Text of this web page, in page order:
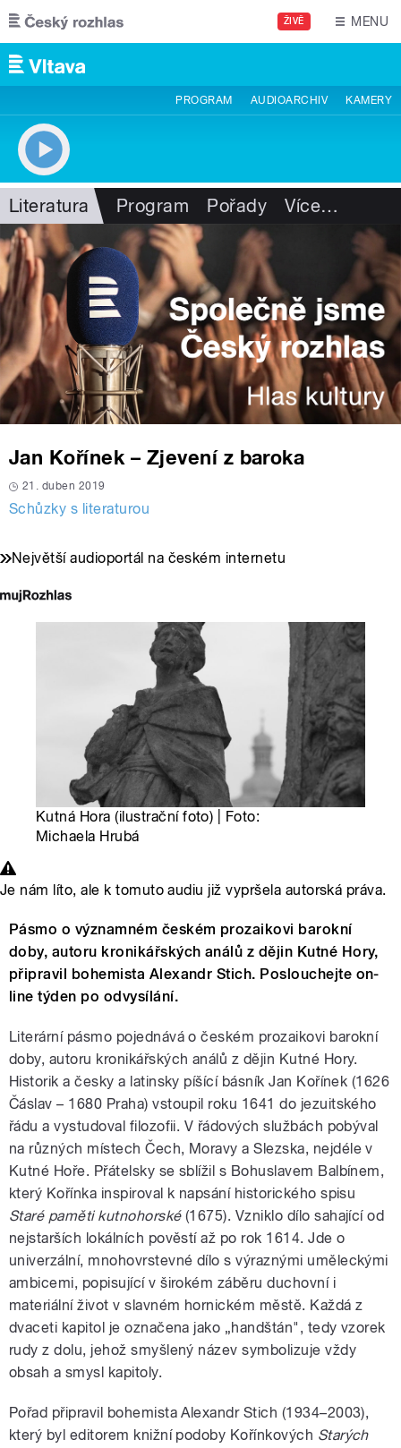
Přejít k hlavnímu obsahu
ŽIVĚ MENU
PROGRAM AUDIOARCHIV KAMERY
Literatura Program Pořady Více…
Jan Kořínek – Zjevení z baroka
21. duben 2019
Schůzky s literaturou
Největší audioportál na českém internetu
Kutná Hora (ilustrační foto) | Foto:
Michaela Hrubá
Je nám líto, ale k tomuto audiu již vypršela autorská práva.
Pásmo o významném českém prozaikovi barokní
doby, autoru kronikářských análů z dějin Kutné Hory,
připravil bohemista Alexandr Stich. Poslouchejte on-
line týden po odvysílání.
Literární pásmo pojednává o českém prozaikovi barokní
doby, autoru kronikářských análů z dějin Kutné Hory.
Historik a česky a latinsky píšící básník Jan Kořínek (1626
Čáslav – 1680 Praha) vstoupil roku 1641 do jezuitského
řádu a vystudoval filozofii. V řádových službách pobýval
na různých místech Čech, Moravy a Slezska, nejdéle v
Kutné Hoře. Přátelsky se sblížil s Bohuslavem Balbínem,
který Kořínka inspiroval k napsání historického spisu
Staré paměti kutnohorské(1675). Vzniklo dílo sahající od
nejstarších lokálních pověstí až po rok 1614. Jde o
univerzální, mnohovrstevné dílo s výraznými uměleckými
ambicemi, popisující v širokém záběru duchovní i
materiální život v slavném hornickém městě. Každá z
dvaceti kapitol je označena jako „handštán", tedy vzorek
rudy z dolu, jehož smyšlený název symbolizuje vždy
obsah a smysl kapitoly.
Pořad připravil bohemista Alexandr Stich (1934–2003),
který byl editorem knižní podoby Kořínkových Starých